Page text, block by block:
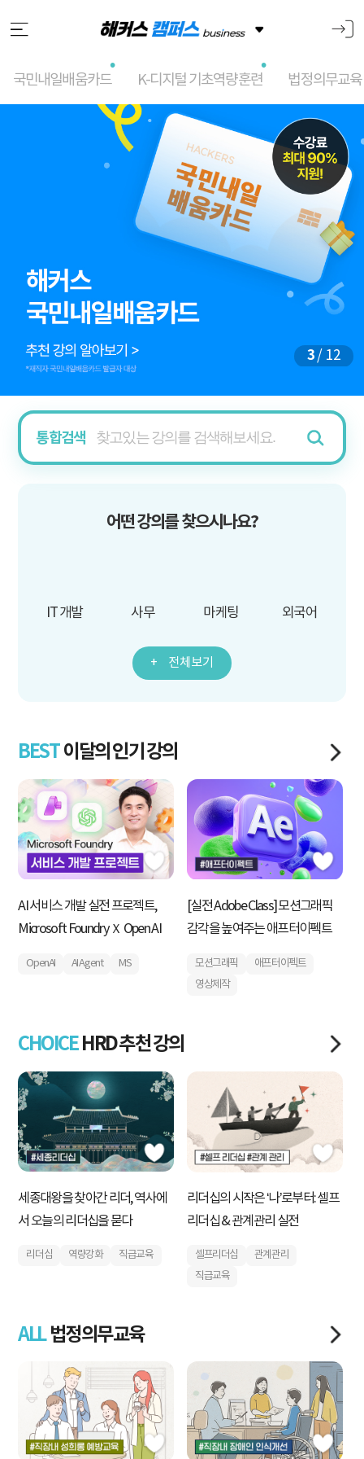
국민내일배움카드 K-디지털 기초역량훈련 법정의무교육
3 / 12
통합검색
어떤 강의를 찾으시나요?
IT 개발 사무 마케팅 외국어
전체보기
BEST이달의 인기 강의
AI 서비스 개발 실전 프로젝트,
Microsoft Foundry Ｘ Open AI
OpenAI AI Agent MS
[실전 Adobe Class] 모션그래픽
감각을 높여주는 애프터이펙트
모션그래픽
애프터이펙트
영상제작
CHOICEHRD 추천 강의
세종대왕을 찾아간 리더, 역사에
서 오늘의 리더십을 묻다
리더십 역량강화 직급교육
리더십의 시작은 ‘나’로부터: 셀프
리더십 & 관계관리 실전
셀프리더십
관계관리
직급교육
ALL법정의무교육